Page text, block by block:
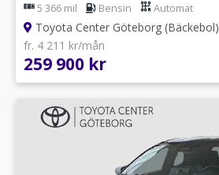
5 366 mil Bensin Automat
Toyota Center Göteborg (Bäckebol)
fr. 4 211 kr/mån
259 900 kr